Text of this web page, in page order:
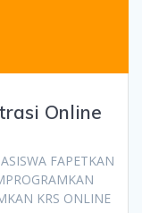
Online
FAPETKAN
KRS ONLINE